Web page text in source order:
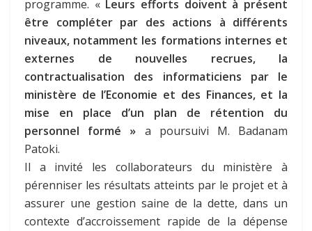
programme. «Leurs efforts doivent à présent
être compléter par des actions à différents
niveaux, notamment les formations internes et
externes de nouvelles recrues, la
contractualisation des informaticiens par le
ministère de l’Economie et des Finances, et la
mise en place d’un plan de rétention du
personnel formé » a poursuivi M. Badanam
Patoki.
Il a invité les collaborateurs du ministère à
pérenniser les résultats atteints par le projet et à
assurer une gestion saine de la dette, dans un
contexte d’accroissement rapide de la dépense